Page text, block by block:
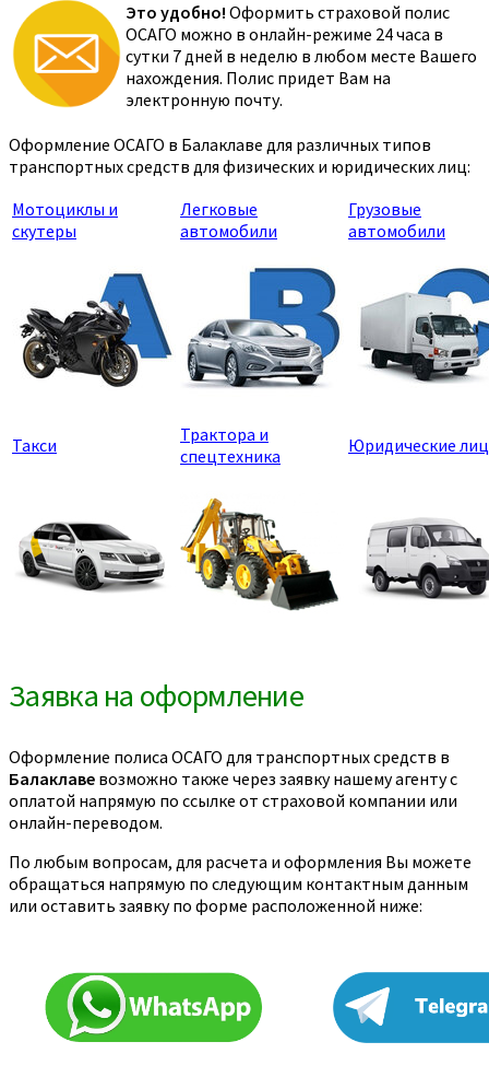
Это удобно! Оформить страховой полис
ОСАГО можно в онлайн-режиме 24 часа в
сутки 7 дней в неделю в любом месте Вашего
нахождения. Полис придет Вам на
электронную почту.
Оформление ОСАГО в Балаклаве для различных типов
транспортных средств для физических и юридических лиц:
Мотоциклы и
скутеры
Легковые
автомобили
Грузовые
автомобили
Такси
Трактора и
спецтехника
Юридические
Заявка на оформление
Оформление полиса ОСАГО для транспортных средств в
Балаклаве возможно также через заявку нашему агенту с
оплатой напрямую по ссылке от страховой компании или
онлайн-переводом.
По любым вопросам, для расчета и оформления Вы можете
обращаться напрямую по следующим контактным данным
или оставить заявку по форме расположенной ниже: